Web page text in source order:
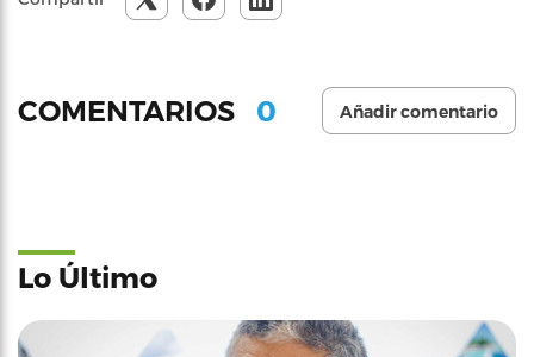
COMENTARIOS 0 Añadir comentario
Lo Último